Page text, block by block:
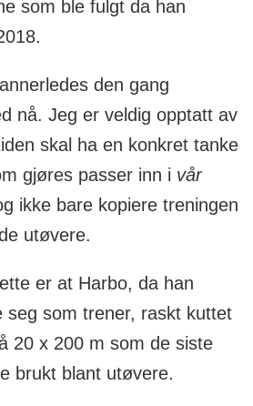
som ble fulgt da han
den gang
nå. Jeg er veldig opptatt av
skal ha en konkret tanke
gjøres passer inn i vår
ikke bare kopiere treningen
utøvere.
er at Harbo, da han
seg som trener, raskt kuttet
20 x 200 m som de siste
brukt blant utøvere.